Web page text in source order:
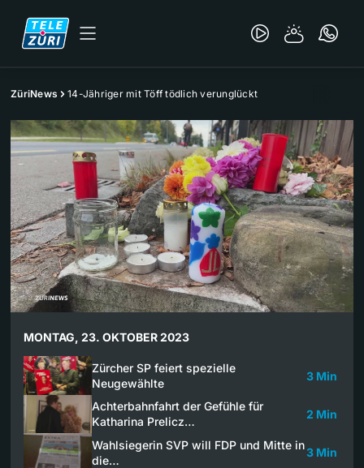
ZüriNews 14-Jähriger mit Töff tödlich verunglückt
MONTAG, 23. OKTOBER 2023
Zürcher SP feiert spezielle
Neugewählte
3 Min
Achterbahnfahrt der Gefühle für
Katharina Prelicz…
2 Min
Wahlsiegerin SVP will FDP und Mitte in
die…
3 Min